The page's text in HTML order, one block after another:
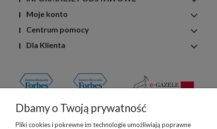
Moje konto
Centrum pomocy
Dla Klienta
Dbamy o Twoją prywatność
Pliki cookies i pokrewne im technologie umożliwiają poprawne